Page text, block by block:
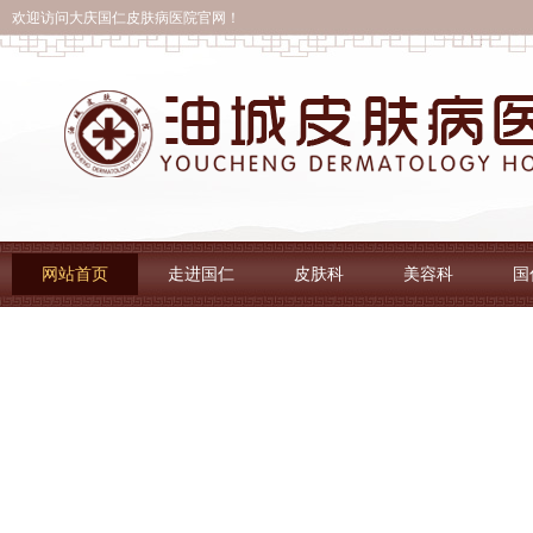
欢迎访问大庆国仁皮肤病医院官网！
网站首页 走进国仁 皮肤科 美容科